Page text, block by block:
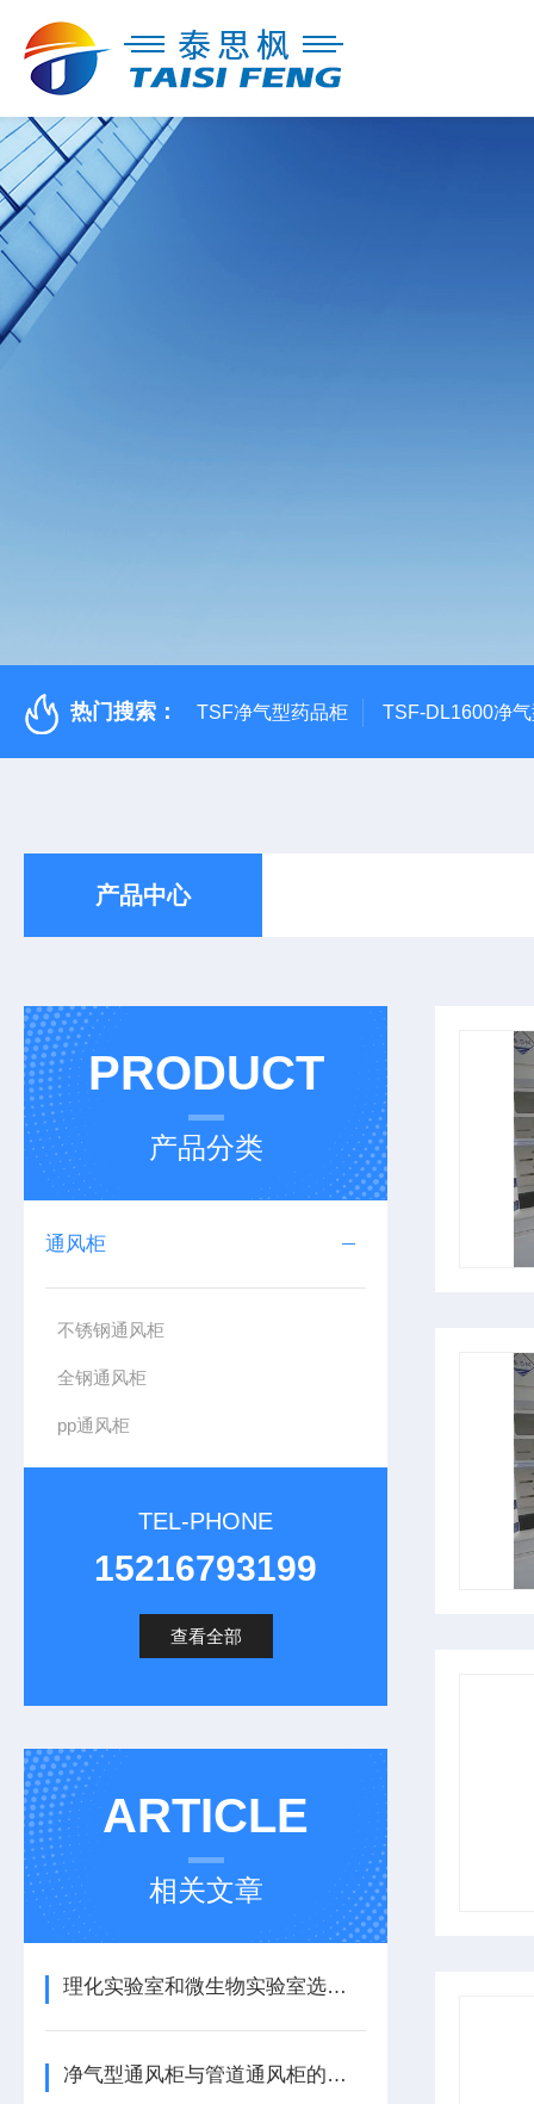
热门搜索： TSF净气型药品柜 TSF-DL1600净
产品中心
PRODUCT
产品分类
通风柜
不锈钢通风柜
全钢通风柜
pp通风柜
TEL-PHONE
15216793199
查看全部
ARTICLE
相关文章
理化实验室和微生物实验室选择通风柜有什么不同
净气型通风柜与管道通风柜的区别